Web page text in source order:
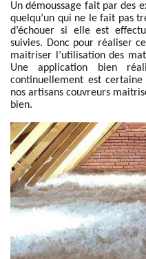
Un démoussage fait par des
quelqu’un qui ne le fait pas
d’échouer si elle est
suivies. Donc pour réaliser
maitriser l’utilisation des
Une application bien
continuellement est
nos artisans couvreurs
bien.